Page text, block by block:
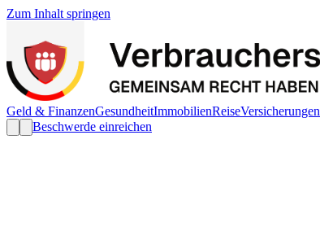
Zum Inhalt springen
Geld & FinanzenGesundheitImmobilienReiseVersicherungen
Beschwerde einreichen